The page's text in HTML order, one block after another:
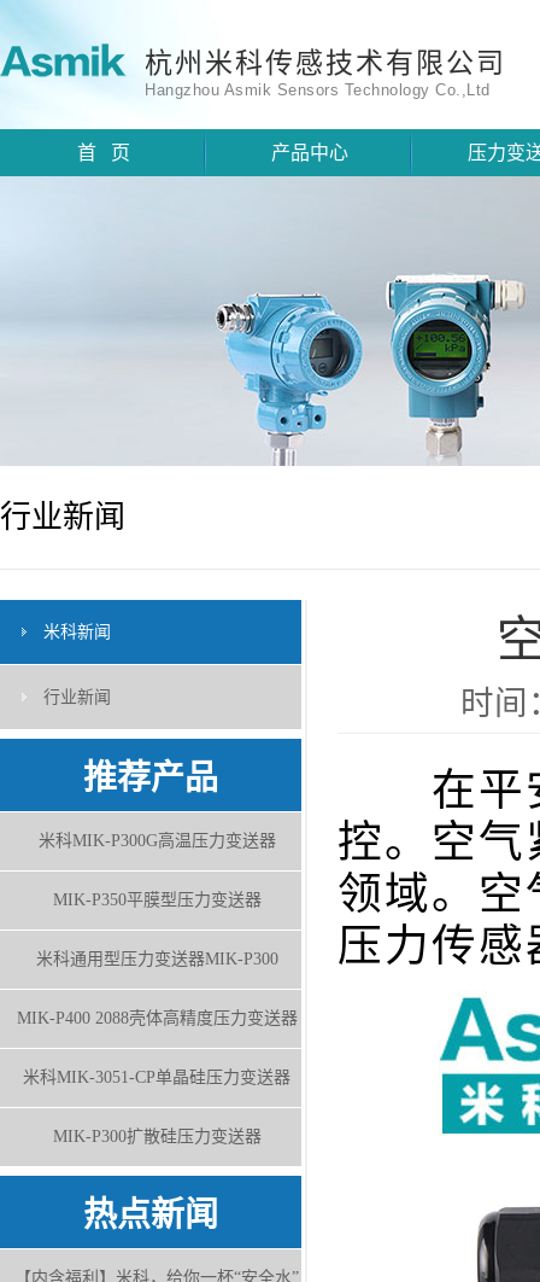
杭州米科传感技术有限公司
Hangzhou Asmik Sensors Technology Co.,Ltd
首 页 产品中心 压力变
行业新闻
米科新闻
行业新闻
推荐产品
米科MIK-P300G高温压力变送器
MIK-P350平膜型压力变送器
米科通用型压力变送器MIK-P300
MIK-P400 2088壳体高精度压力变送器
米科MIK-3051-CP单晶硅压力变送器
MIK-P300扩散硅压力变送器
热点新闻
【内含福利】米科，给你一杯“安全水”
时间
在平安
控。空气
领域。空
压力传